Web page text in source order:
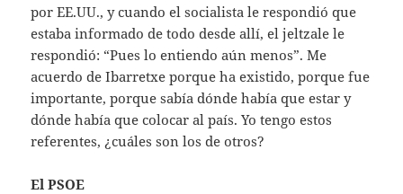
por EE.UU., y cuando el socialista le respondió que
estaba informado de todo desde allí, el jeltzale le
respondió: “Pues lo entiendo aún menos”. Me
acuerdo de Ibarretxe porque ha existido, porque fue
importante, porque sabía dónde había que estar y
dónde había que colocar al país. Yo tengo estos
referentes, ¿cuáles son los de otros?
El PSOE